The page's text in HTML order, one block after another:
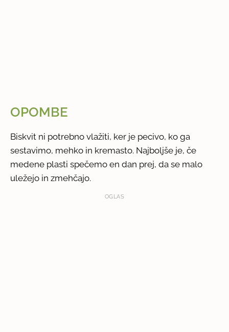
OPOMBE
Biskvit ni potrebno vlažiti, ker je pecivo, ko ga
sestavimo, mehko in kremasto. Najboljše je, če
medene plasti spečemo en dan prej, da se malo
uležejo in zmehčajo.
OGLAS